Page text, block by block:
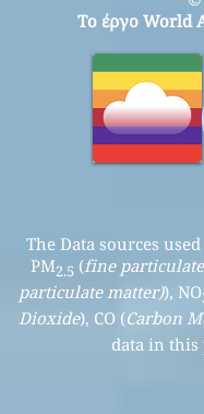
Το έργο World
The Data sources
PM2.5 (fine
particulate matter)), NO
Dioxide), CO (Carbon
data in this